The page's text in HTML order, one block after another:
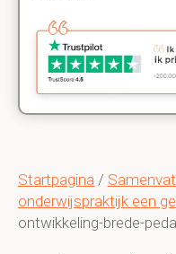
Startpagina /
onderwijspraktijk een
ontwikkeling-brede-